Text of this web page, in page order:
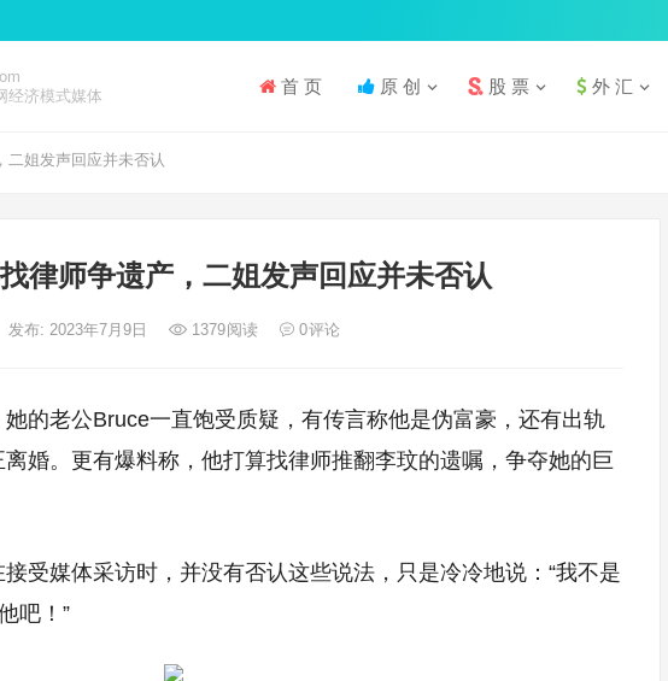
经济模式媒体
首 页 原 创 股 票 外 汇
二姐发声回应并未否认
律师争遗产，二姐发声回应并未否认
发布: 2023年7月9日 1379阅读 0评论
的老公Bruce一直饱受质疑，有传言称他是伪富豪，还有出轨
婚。更有爆料称，他打算找律师推翻李玟的遗嘱，争夺她的巨
受媒体采访时，并没有否认这些说法，只是冷冷地说：“我不是
吧！”